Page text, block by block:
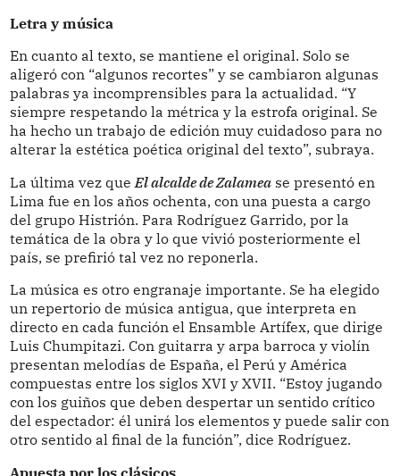
Letra y música
En cuanto al texto, se mantiene el original. Solo se
aligeró con “algunos recortes” y se cambiaron algunas
palabras ya incomprensibles para la actualidad. “Y
siempre respetando la métrica y la estrofa original. Se
ha hecho un trabajo de edición muy cuidadoso para no
alterar la estética poética original del texto”, subraya.
La última vez que El alcalde de Zalamease presentó en
Lima fue en los años ochenta, con una puesta a cargo
del grupo Histrión. Para Rodríguez Garrido, por la
temática de la obra y lo que vivió posteriormente el
país, se prefirió tal vez no reponerla.
La música es otro engranaje importante. Se ha elegido
un repertorio de música antigua, que interpreta en
directo en cada función el Ensamble Artífex, que dirige
Luis Chumpitazi. Con guitarra y arpa barroca y violín
presentan melodías de España, el Perú y América
compuestas entre los siglos XVI y XVII. “Estoy jugando
con los guiños que deben despertar un sentido crítico
del espectador: él unirá los elementos y puede salir con
otro sentido al final de la función”, dice Rodríguez.